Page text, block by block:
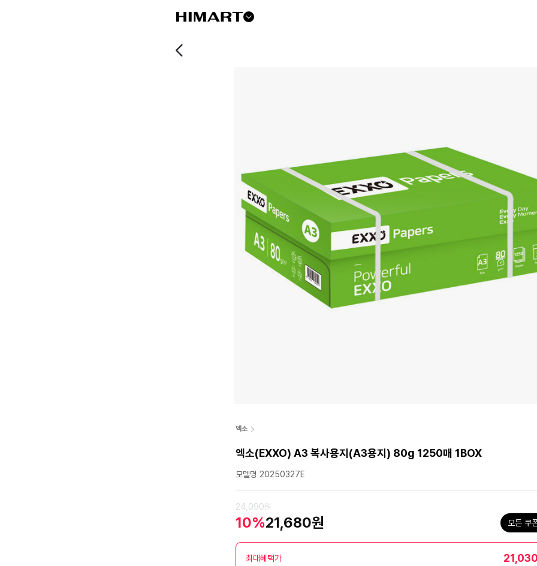
엑소
엑소(EXXO) A3 복사용지(A3용지) 80g 1250매 1BOX
모델명 20250327E
24,090원
10%21,680원 모든 쿠
최대혜택가